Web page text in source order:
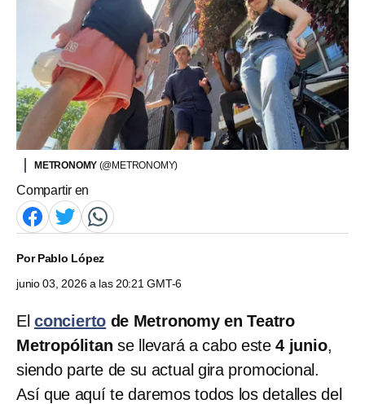
METRONOMY (@METRONOMY)
Compartir en
PorPablo López
junio 03, 2026 a las 20:21 GMT-6
El concierto de Metronomy en Teatro
Metropólitan se llevará a cabo este4 junio,
siendo parte de su actual gira promocional.
Así que aquí te daremos todos los detalles del